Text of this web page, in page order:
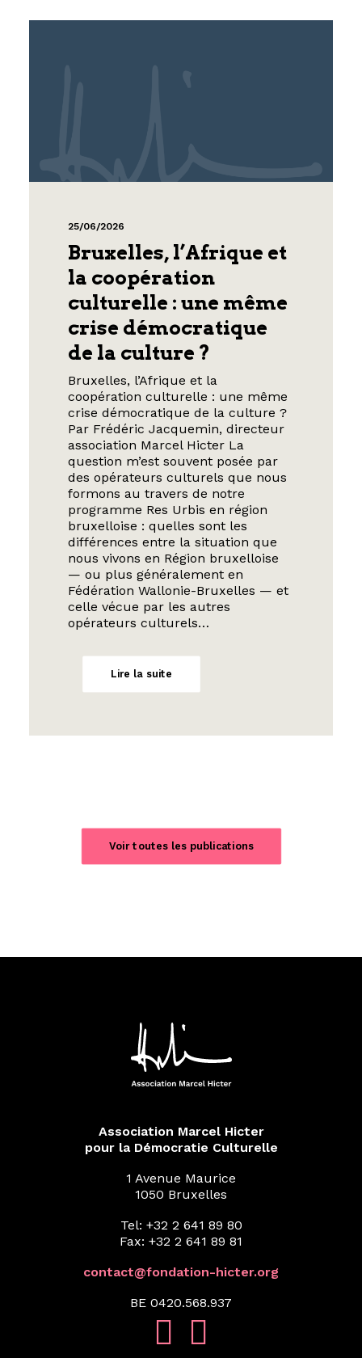
25/06/2026
Bruxelles, l’Afrique et
la coopération
culturelle : une même
crise démocratique
de la culture ?
Bruxelles, l’Afrique et la
coopération culturelle : une même
crise démocratique de la culture ?
Par Frédéric Jacquemin, directeur
association Marcel Hicter La
question m’est souvent posée par
des opérateurs culturels que nous
formons au travers de notre
programme Res Urbis en région
bruxelloise : quelles sont les
différences entre la situation que
nous vivons en Région bruxelloise
— ou plus généralement en
Fédération Wallonie-Bruxelles — et
celle vécue par les autres
opérateurs culturels…
Lire la suite
Voir toutes les publications
Association Marcel Hicter
pour la Démocratie Culturelle
1 Avenue Maurice
1050 Bruxelles
Tel: +32 2 641 89 80
Fax: +32 2 641 89 81
contact@fondation-hicter.org
BE 0420.568.937